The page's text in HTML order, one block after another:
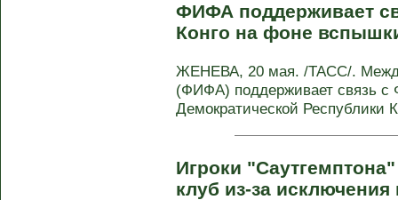
ФИФА поддерживает
Конго на фоне
ЖЕНЕВА, 20 мая. /ТАСС/.
(ФИФА) поддерживает связь с
Демократической Республики
Игроки
клуб из-за